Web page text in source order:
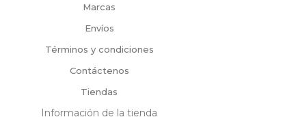
Marcas
Envíos
Términos y condiciones
Contáctenos
Tiendas
Información de la tienda